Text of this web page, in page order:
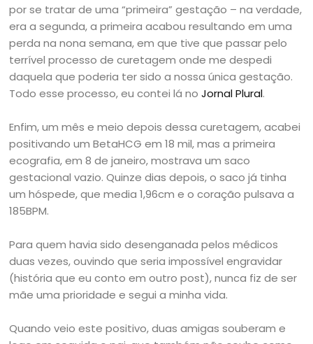
por se tratar de uma “primeira” gestação – na verdade,
era a segunda, a primeira acabou resultando em uma
perda na nona semana, em que tive que passar pelo
terrível processo de curetagem onde me despedi
daquela que poderia ter sido a nossa única gestação.
Todo esse processo, eu contei lá noJornal Plural.
Enfim, um mês e meio depois dessa curetagem, acabei
positivando um BetaHCG em 18 mil, mas a primeira
ecografia, em 8 de janeiro, mostrava um saco
gestacional vazio. Quinze dias depois, o saco já tinha
um hóspede, que media 1,96cm e o coração pulsava a
185BPM.
Para quem havia sido desenganada pelos médicos
duas vezes, ouvindo que seria impossível engravidar
(história que eu conto em outro post), nunca fiz de ser
mãe uma prioridade e segui a minha vida.
Quando veio este positivo, duas amigas souberam e